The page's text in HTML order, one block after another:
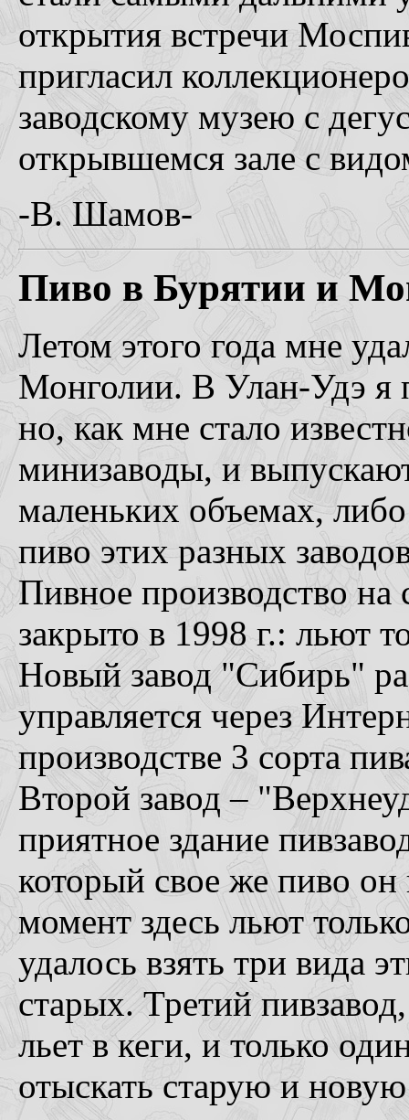
открытия встречи
пригласил
заводскому музею с
открывшемся зале с
-В. Шамов-
Пиво в Бурятии и
Летом этого года мне
Монголии. В Улан-Удэ я
но, как мне стало
минизаводы, и
маленьких объемах,
пиво этих разных
Пивное производство на
закрыто в 1998 г.: льют
Новый завод "Сибирь"
управляется через
производстве 3 сорта
Второй завод –
приятное здание
который свое же пиво
момент здесь льют
удалось взять три вида
старых. Третий
льет в кеги, и только
отыскать старую и